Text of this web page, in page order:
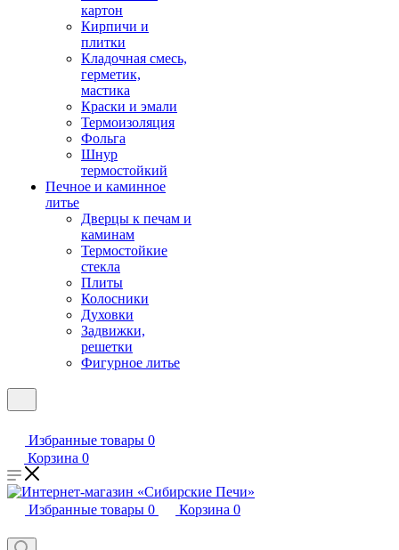
картон
Кирпичи и
плитки
Кладочная смесь,
герметик,
мастика
Краски и эмали
Термоизоляция
Фольга
Шнур
термостойкий
Печное и каминное
литье
Дверцы к печам и
каминам
Термостойкие
стекла
Плиты
Колосники
Духовки
Задвижки,
решетки
Фигурное литье
Избранные товары 0
Корзина 0
Избранные товары 0 Корзина 0